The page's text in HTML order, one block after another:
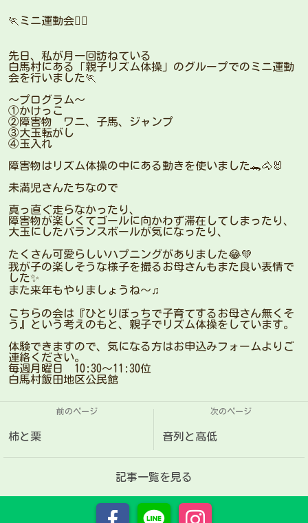
🏃ミニ運動会🏃‍♀️
先日、私が月一回訪ねている
白馬村にある「親子リズム体操」のグループでのミニ運動
会を行いました🏃
〜プログラム〜
①かけっこ
②障害物 ワニ、子馬、ジャンプ
③大玉転がし
④玉入れ
障害物はリズム体操の中にある動きを使いました🐊🐴🐰
未満児さんたちなので
真っ直ぐ走らなかったり、
障害物が楽しくてゴールに向かわず滞在してしまったり、
大玉にしたバランスボールが気になったり、
たくさん可愛らしいハプニングがありました😂💚
我が子の楽しそうな様子を撮るお母さんもまた良い表情で
した✨
また来年もやりましょうね〜♫
こちらの会は『ひとりぼっちで子育てするお母さん無くそ
う』という考えのもと、親子でリズム体操をしています。
体験できますので、気になる方はお申込みフォームよりご
連絡ください。
毎週月曜日 10:30〜11:30位
白馬村飯田地区公民館
前のページ
柿と栗
次のページ
音列と高低
記事一覧を見る